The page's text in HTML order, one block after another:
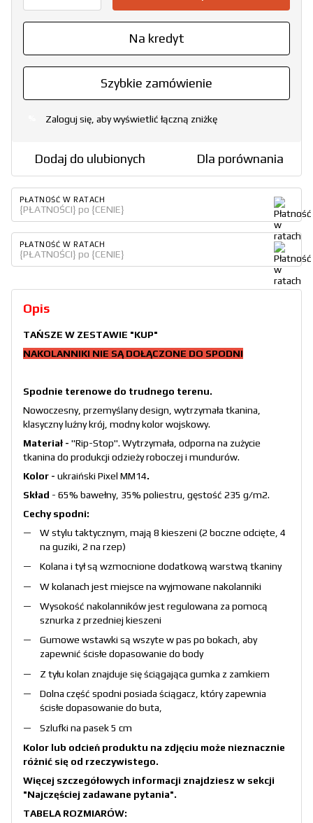
Na kredyt
Szybkie zamówienie
Zaloguj się, aby wyświetlić łączną zniżkę
Dodaj do ulubionych Dla porównania
PŁATNOŚĆ W RATACH
{PŁATNOŚCI} po {CENIE}
PŁATNOŚĆ W RATACH
{PŁATNOŚCI} po {CENIE}
Opis
TAŃSZE W ZESTAWIE "KUP"
NAKOLANNIKI NIE SĄ DOŁĄCZONE DO SPODNI
Spodnie terenowe do trudnego terenu.
Nowoczesny, przemyślany design, wytrzymała tkanina,
klasyczny luźny krój, modny kolor wojskowy.
Materiał - "Rip-Stop". Wytrzymała, odporna na zużycie
tkanina do produkcji odzieży roboczej i mundurów.
Kolor - ukraiński Pixel MM14.
Skład - 65% bawełny, 35% poliestru, gęstość 235 g/m2.
Cechy spodni:
W stylu taktycznym, mają 8 kieszeni (2 boczne odcięte, 4
na guziki, 2 na rzep)
Kolana i tył są wzmocnione dodatkową warstwą tkaniny
W kolanach jest miejsce na wyjmowane nakolanniki
Wysokość nakolanników jest regulowana za pomocą
sznurka z przedniej kieszeni
Gumowe wstawki są wszyte w pas po bokach, aby
zapewnić ścisłe dopasowanie do body
Z tyłu kolan znajduje się ściągająca gumka z zamkiem
Dolna część spodni posiada ściągacz, który zapewnia
ścisłe dopasowanie do buta,
Szlufki na pasek 5 cm
Kolor lub odcień produktu na zdjęciu może nieznacznie
różnić się od rzeczywistego.
Więcej szczegółowych informacji znajdziesz w sekcji
"Najczęściej zadawane pytania".
TABELA ROZMIARÓW: